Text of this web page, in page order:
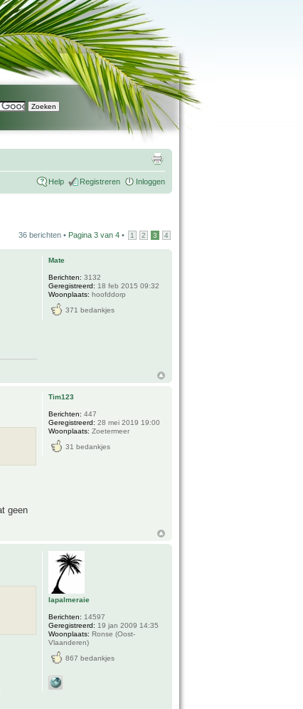
Help Registreren Inloggen
36 berichten • Pagina 3 van 4 • 1 2 3 4
Mate
Berichten: 3132
Geregistreerd: 18 feb 2015 09:32
Woonplaats: hoofddorp
371 bedankjes
geen
Tim123
Berichten: 447
Geregistreerd: 28 mei 2019 19:00
Woonplaats: Zoetermeer
31 bedankjes
lapalmeraie
Berichten: 14597
Geregistreerd: 19 jan 2009 14:35
Woonplaats: Ronse (Oost-
Vlaanderen)
867 bedankjes